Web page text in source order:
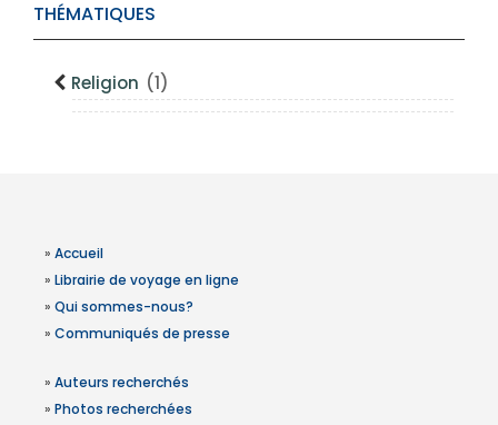
THÉMATIQUES
Religion (1)
» Accueil
» Librairie de voyage en ligne
» Qui sommes-nous?
» Communiqués de presse
» Auteurs recherchés
» Photos recherchées